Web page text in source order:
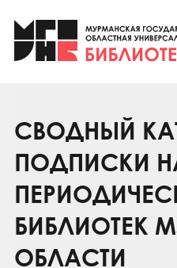
Клуб «Гиря и
Клуб «Семейный
Коллегам
Контакты
СВОДНЫЙ
ПОДПИСКИ
БИБЛИОТЕК
ОБЛАСТИ